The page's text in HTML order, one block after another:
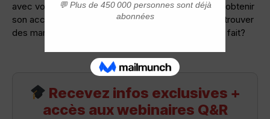
avec vos enfants sans lui ? Sinon tu devras d’abord obtenir
son accord. Fais des recherches sur le forum pour trouver
des mamans dans ta situation et comment elles ont fait?
Recevez infos exclusives +
accès aux webinaires Q&R